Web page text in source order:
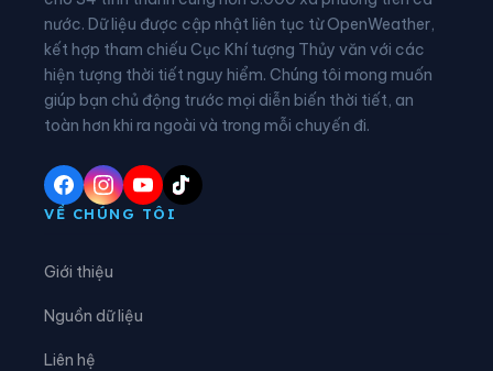
Xã Cam An Xã Cam Hiệp
Xã Cam Lâm Xã Công Hải
Xã Đại Lãnh Xã Diên Điền
Xã Diên Khánh
Xã Diên Lâm
nước. Dữ liệu được cập nhật liên tục từ OpenWeather,
kết hợp tham chiếu Cục Khí tượng Thủy văn với các
hiện tượng thời tiết nguy hiểm. Chúng tôi mong muốn
giúp bạn chủ động trước mọi diễn biến thời tiết, an
toàn hơn khi ra ngoài và trong mỗi chuyến đi.
VỀ CHÚNG TÔI
Giới thiệu
Nguồn dữ liệu
Liên hệ